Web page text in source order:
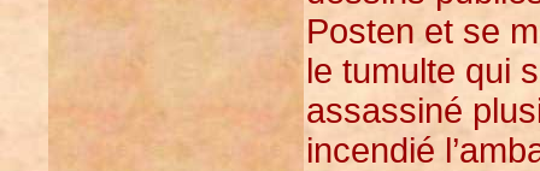
Posten et se
le tumulte qui
assassiné
incendié